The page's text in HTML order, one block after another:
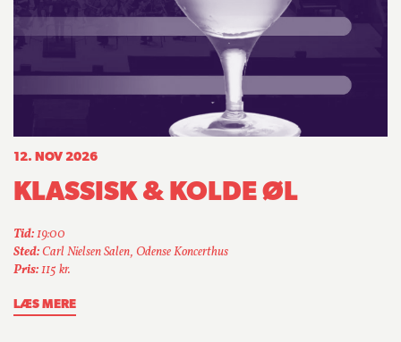
12. NOV 2026
KLASSISK & KOLDE ØL
Tid:19:00
Sted:Carl Nielsen Salen, Odense Koncerthus
Pris:115 kr.
LÆS MERE